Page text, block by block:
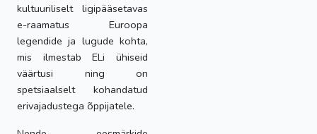
kultuuriliselt ligipääsetavas
e-raamatus Euroopa
legendide ja lugude kohta,
mis ilmestab ELi ühiseid
väärtusi ning on
spetsiaalselt kohandatud
erivajadustega õppijatele.